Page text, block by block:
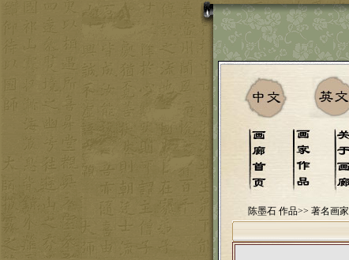
陈墨石 作品>> 著名画家